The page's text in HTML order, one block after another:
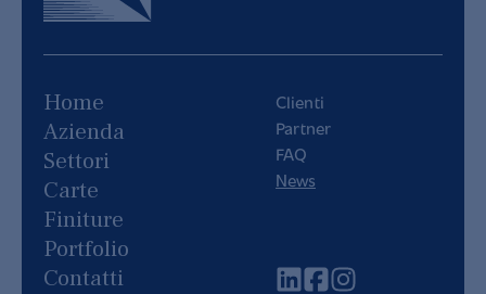
Home
Azienda
Settori
Carte
Finiture
Portfolio
Contatti
Clienti
Partner
FAQ
News